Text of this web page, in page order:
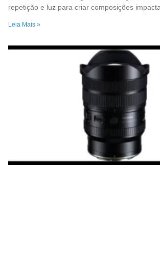
repetição e luz para criar composições
Leia Mais »